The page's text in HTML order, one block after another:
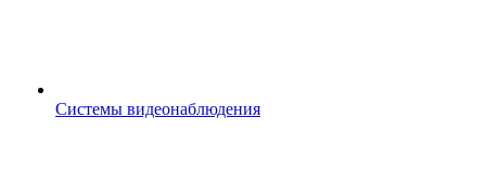
Системы видеонаблюдения